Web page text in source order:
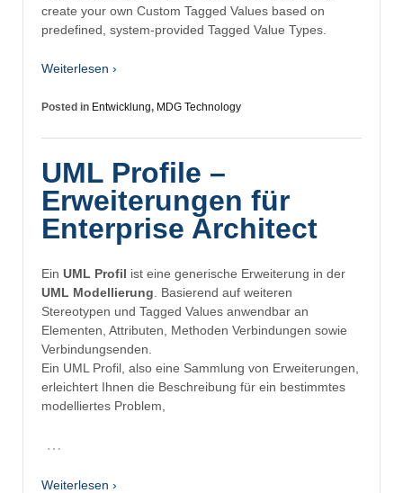
create your own Custom Tagged Values based on
predefined, system-provided Tagged Value Types.
Weiterlesen ›
Posted in Entwicklung, MDG Technology
UML Profile –
Erweiterungen für
Enterprise Architect
Ein UML Profil ist eine generische Erweiterung in der
UML Modellierung . Basierend auf weiteren
Stereotypen und Tagged Values anwendbar an
Elementen, Attributen, Methoden Verbindungen sowie
Verbindungsenden.
Ein UML Profil, also eine Sammlung von Erweiterungen,
erleichtert Ihnen die Beschreibung für ein bestimmtes
modelliertes Problem,
…
Weiterlesen ›